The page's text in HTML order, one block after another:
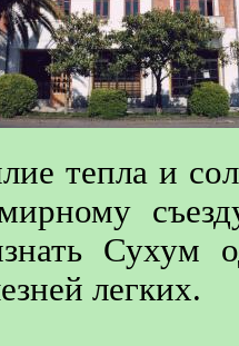
тепла и
Сухум
легких.